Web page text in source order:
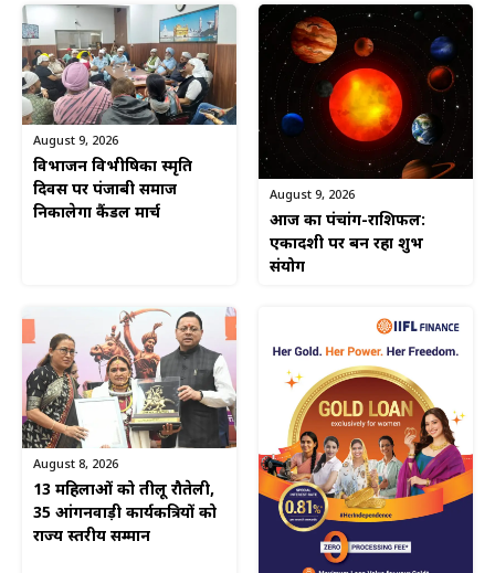
August 9, 2026
विभाजन विभीषिका स्मृति
दिवस पर पंजाबी समाज
निकालेगा कैंडल मार्च
August 9, 2026
आज का पंचांग-राशिफल:
एकादशी पर बन रहा शुभ
संयोग
August 8, 2026
13 महिलाओं को तीलू रौतेली,
35 आंगनवाड़ी कार्यकत्रियों को
राज्य स्तरीय सम्मान